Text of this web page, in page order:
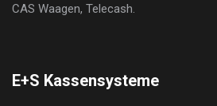
CAS Waagen, Telecash.
E+S Kassensysteme